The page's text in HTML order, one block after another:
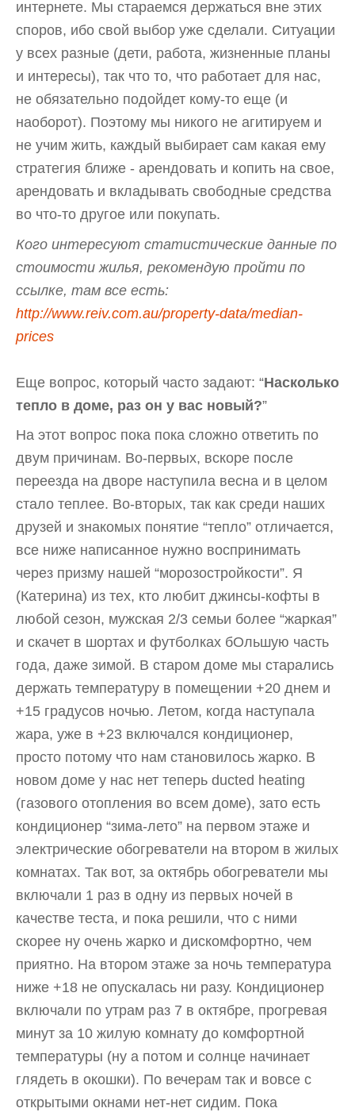
интернете. Мы стараемся держаться вне этих
споров, ибо свой выбор уже сделали. Ситуации
у всех разные (дети, работа, жизненные планы
и интересы), так что то, что работает для нас,
не обязательно подойдет кому-то еще (и
наоборот). Поэтому мы никого не агитируем и
не учим жить, каждый выбирает сам какая ему
стратегия ближе - арендовать и копить на свое,
арендовать и вкладывать свободные средства
во что-то другое или покупать.
Кого интересуют статистические данные по
стоимости жилья, рекомендую пройти по
ссылке, там все есть:
http://www.reiv.com.au/property-data/median-
prices
Еще вопрос, который часто задают: “Насколько
тепло в доме, раз он у вас новый?”
На этот вопрос пока пока сложно ответить по
двум причинам. Во-первых, вскоре после
переезда на дворе наступила весна и в целом
стало теплее. Во-вторых, так как среди наших
друзей и знакомых понятие “тепло” отличается,
все ниже написанное нужно воспринимать
через призму нашей “морозостройкости”. Я
(Катерина) из тех, кто любит джинсы-кофты в
любой сезон, мужская 2/3 семьи более “жаркая”
и скачет в шортах и футболках бОльшую часть
года, даже зимой. В старом доме мы старались
держать температуру в помещении +20 днем и
+15 градусов ночью. Летом, когда наступала
жара, уже в +23 включался кондиционер,
просто потому что нам становилось жарко. В
новом доме у нас нет теперь ducted heating
(газового отопления во всем доме), зато есть
кондиционер “зима-лето” на первом этаже и
электрические обогреватели на втором в жилых
комнатах. Так вот, за октябрь обогреватели мы
включали 1 раз в одну из первых ночей в
качестве теста, и пока решили, что с ними
скорее ну очень жарко и дискомфортно, чем
приятно. На втором этаже за ночь температура
ниже +18 не опускалась ни разу. Кондиционер
включали по утрам раз 7 в октябре, прогревая
минут за 10 жилую комнату до комфортной
температуры (ну а потом и солнце начинает
глядеть в окошки). По вечерам так и вовсе с
открытыми окнами нет-нет сидим. Пока